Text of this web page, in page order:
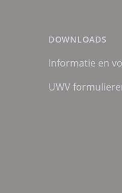
DOWNLOADS
Informatie en
UWV